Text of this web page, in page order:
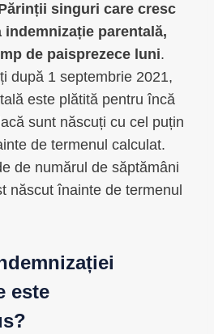
singuri care cresc
parentală,
de paisprezece luni.
după 1 septembrie 2021,
este plătită pentru încă
sunt născuți cu cel puțin
de termenul calculat.
de numărul de săptămâni
născut înainte de termenul
este